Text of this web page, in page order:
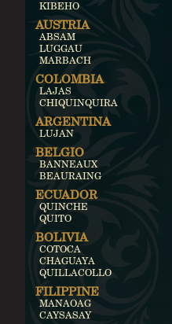
KIBEHO
AUSTRIA
ABSAM
LUGGAU
MARBACH
COLOMBIA
LAJAS
CHIQUINQUIRA
ARGENTINA
LUJAN
BELGIO
BANNEAUX
BEAURAING
ECUADOR
QUINCHE
QUITO
BOLIVIA
COTOCA
CHAGUAYA
QUILLACOLLO
FILIPPINE
MANAOAG
CAYSASAY